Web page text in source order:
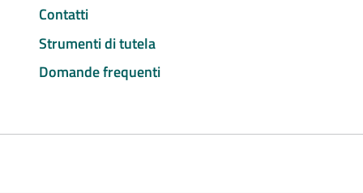
Contatti
Strumenti di tutela
Domande frequenti